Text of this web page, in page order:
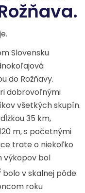
Slovensku
do Rožňavy.
dobrovoľnými
všetkých skupín.
35 km,
m, s početnými
trate o niekoľko
výkopov bol
bolo v skalnej pôde.
roku